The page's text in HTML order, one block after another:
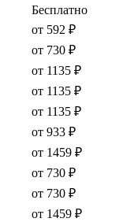
Бесплатно
от 592 ₽
от 730 ₽
от 1135 ₽
от 1135 ₽
от 1135 ₽
от 933 ₽
от 1459 ₽
от 730 ₽
от 730 ₽
от 1459 ₽